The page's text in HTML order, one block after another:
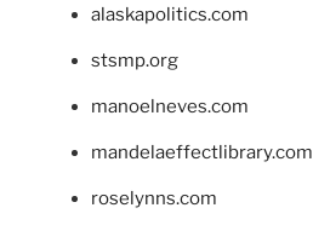
alaskapolitics.com
stsmp.org
manoelneves.com
mandelaeffectlibrary.com
roselynns.com